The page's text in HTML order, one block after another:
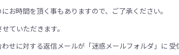
お時間を頂く事もありますので、ご了承ください。
ていただきます。
せに対する返信メールが「迷惑メールフォルダ」に 受